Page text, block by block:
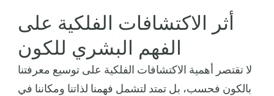
أثر الاكتشافات الفلكية على
الفهم البشري للكون
لا تقتصر أهمية الاكتشافات الفلكية على توسيع معرفتنا
بالكون فحسب، بل تمتد لتشمل فهمنا لذاتنا ومكاننا في